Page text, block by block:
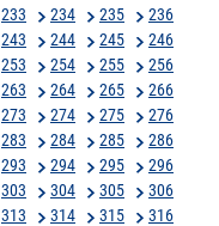
233 234 235
236
243 244 245
246
253 254 255
256
263 264 265
266
273 274 275
276
283 284 285
286
293 294 295
296
303 304 305
306
313 314 315
316